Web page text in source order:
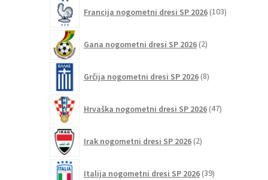
Francija nogometni dresi SP 2026 103izdelki
Gana nogometni dresi SP 2026 2izdelka
Grčija nogometni dresi SP 2026 8izdelkov
Hrvaška nogometni dresi SP 2026 47izdelkov
Irak nogometni dresi SP 2026 2izdelka
Italija nogometni dresi SP 2026 39